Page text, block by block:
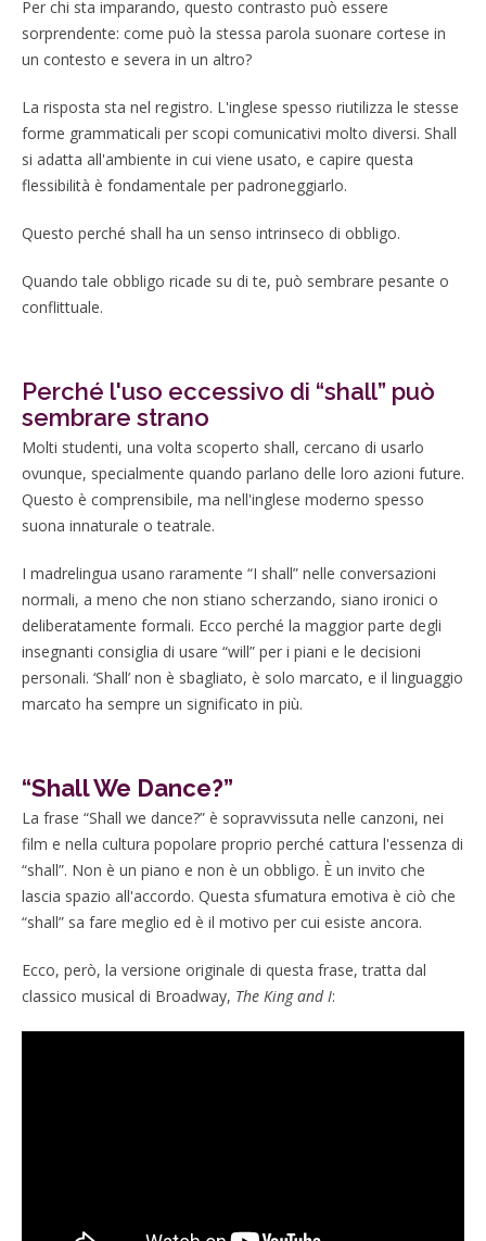
Per chi sta imparando, questo contrasto può essere
sorprendente: come può la stessa parola suonare cortese in
un contesto e severa in un altro?
La risposta sta nel registro. L'inglese spesso riutilizza le stesse
forme grammaticali per scopi comunicativi molto diversi. Shall
si adatta all'ambiente in cui viene usato, e capire questa
flessibilità è fondamentale per padroneggiarlo.
Questo perché shall ha un senso intrinseco di obbligo.
Quando tale obbligo ricade su di te, può sembrare pesante o
conflittuale.
Perché l'uso eccessivo di “shall” può
sembrare strano
Molti studenti, una volta scoperto shall, cercano di usarlo
ovunque, specialmente quando parlano delle loro azioni future.
Questo è comprensibile, ma nell'inglese moderno spesso
suona innaturale o teatrale.
I madrelingua usano raramente “I shall” nelle conversazioni
normali, a meno che non stiano scherzando, siano ironici o
deliberatamente formali. Ecco perché la maggior parte degli
insegnanti consiglia di usare “will” per i piani e le decisioni
personali. ‘Shall’ non è sbagliato, è solo marcato, e il linguaggio
marcato ha sempre un significato in più.
“Shall We Dance?”
La frase “Shall we dance?” è sopravvissuta nelle canzoni, nei
film e nella cultura popolare proprio perché cattura l'essenza di
“shall”. Non è un piano e non è un obbligo. È un invito che
lascia spazio all'accordo. Questa sfumatura emotiva è ciò che
“shall” sa fare meglio ed è il motivo per cui esiste ancora.
Ecco, però, la versione originale di questa frase, tratta dal
classico musical di Broadway, The King and I: